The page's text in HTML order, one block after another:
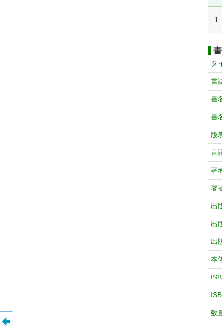
1
タ
書
書
書
版
言
著
著
出
出
出
本
数